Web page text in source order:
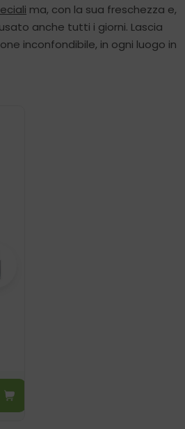
ma, con la sua freschezza e,
anche tutti i giorni. Lascia
inconfondibile, in ogni luogo in